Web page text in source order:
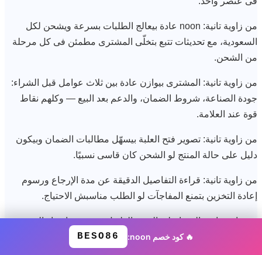
من زاوية تانية: noon عادة بيعالج الطلبات بسرعة ويشحن لكل
السعودية، مع تحديثات تتبع بتخلّى المشترى مطمئن فى كل مرحلة
من الشحن.
من زاوية تانية: المشترى بيوازن عادة بين ثلاث عوامل قبل الشراء:
جودة الصناعة، شروط الضمان، والدعم بعد البيع — وكلهم نقاط
قوة عند العلامة.
من زاوية تانية: تصوير فتح العلبة بيسهّل مطالبات الضمان وبيكون
دليل على حالة المنتج لو الشحن كان قاسى نسبيًا.
من زاوية تانية: قراءة التفاصيل الدقيقة عن مدة الإرجاع ورسوم
إعادة التخزين بتمنع المفاجآت لو الطلب مناسبش الاحتياج.
من زاوية تانية: الرضا على المدى الطويل بيجى من اختيار التهيئة
الصح مش الأرخص — ترقية بسيطة دلوقتى بتوفر استبدال كامل
🔥 كود خصم noon: BESO86